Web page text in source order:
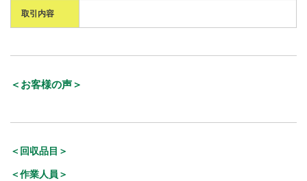
取引内容
＜お客様の声＞
＜回収品目＞
＜作業人員＞